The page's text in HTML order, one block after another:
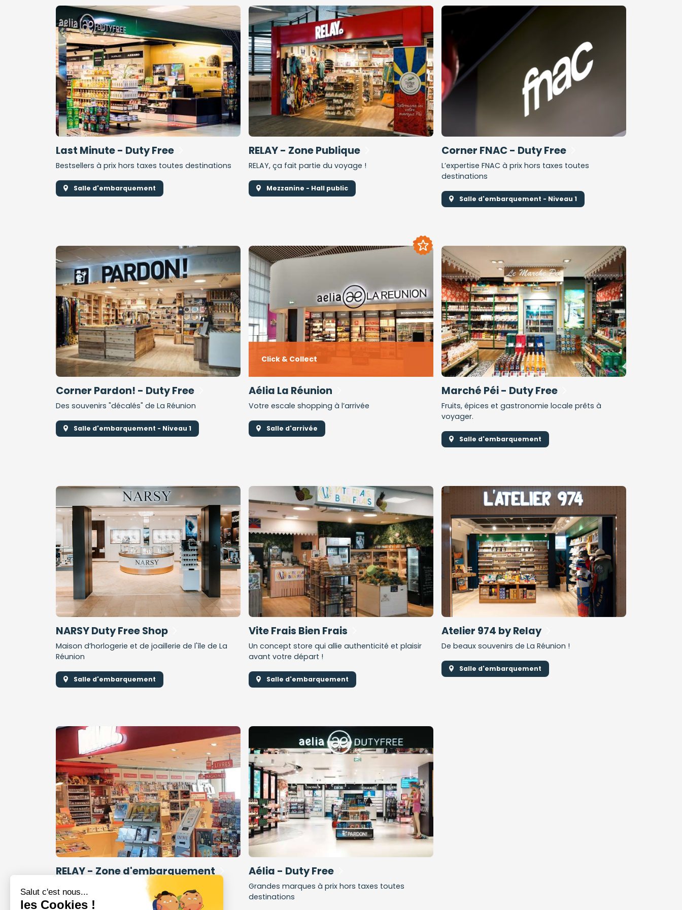
Salut c'est nous...
les Cookies !
NARSY Duty Free Shop
Maison d’horlogerie et de joaillerie de l'île de La
Réunion
Salle d'embarquement
Aélia - Duty Free
Grandes marques à prix hors taxes toutes
destinations
RELAY - Zone d'embarquement
RELAY, ça fait partie du voyage !
Corner FNAC - Duty Free
L’expertise FNAC à prix hors taxes toutes
destinations
Salle d'embarquement - Niveau 1
RELAY - Zone Publique
RELAY, ça fait partie du voyage !
Mezzanine - Hall public
Marché Péi - Duty Free
Fruits, épices et gastronomie locale prêts à
voyager.
Salle d'embarquement
Last Minute - Duty Free
Bestsellers à prix hors taxes toutes destinations
Salle d'embarquement
Corner Pardon! - Duty Free
Des souvenirs "décalés" de La Réunion
Salle d'embarquement - Niveau 1
Atelier 974 by Relay
De beaux souvenirs de La Réunion !
Salle d'embarquement
Temps
fort
Description
temps
fort
Click & Collect
Aélia La Réunion
Votre escale shopping à l’arrivée
Salle d'arrivée
Vite Frais Bien Frais
Un concept store qui allie authenticité et plaisir
avant votre départ !
Salle d'embarquement